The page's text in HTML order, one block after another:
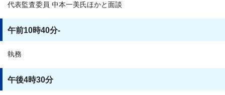
代表監査委員 中本一美氏ほかと面談
午前10時40分-
執務
午後4時30分